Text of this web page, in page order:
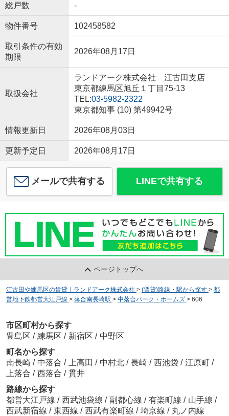
総戸数 -
物件番号 102458582
取引条件の有効
期限
2026年08月17日
取扱会社
ランドアーク株式会社 江古田支店
東京都練馬区旭丘１丁目75-13
TEL:03-5982-2322
東京都知事 (10) 第49942号
情報更新日 2026年08月03日
更新予定日 2026年08月17日
メールで共有する LINEで共有する
ページトップへ
江古田や練馬区の賃貸｜ランドアーク株式会社 > (賃貸)路線・駅から探す > 都
営地下鉄都営大江戸線 > 落合南長崎駅 > 中落合パーク・ホームズ > 606
市区町村から探す
豊島区 / 練馬区 / 新宿区 / 中野区
町名から探す
南長崎 / 中落合 / 上高田 / 中村北 / 長崎 / 西池袋 / 江原町 /
上落合 / 西落合 / 貫井
路線から探す
都営大江戸線 / 西武池袋線 / 副都心線 / 有楽町線 / 山手線 /
西武新宿線 / 東西線 / 西武有楽町線 / 埼京線 / 丸ノ内線